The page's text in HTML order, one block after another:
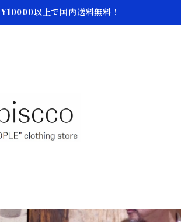
¥10000以上で国内送料無料！